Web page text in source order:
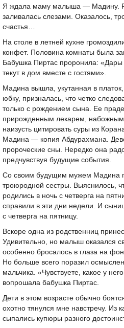
Я ждала маму малыша — Мадину.
заливалась слезами. Оказалось,
счастья…
На столе в летней кухне
конфет. Половина комнаты была
Бабушка Пиртас проронила:
текут в дом вместе с гостями».
Мадина вышла, укутанная в
юбку, призналась, что четко
только с рождением сына. Ее
прирожденным лекарем, набожным
наизусть цитировать суры из
Мадина — копия Абдурахмана.
пророческие сны. Нередко она
предчувствуя будущие события.
Со своим будущим мужем Мадина
троюродной сестры. Выяснилось,
родились в ночь с четверга на
справили в эти дни недели. И
с четверга на пятницу.
Вскоре одна из родственниц
Удивительно, но малыш оказался
особенно бросалось в глаза на
Но больше всего поразил
мальчика. «Чувствуете, какое у
вопрошала бабушка Пиртас.
Дети в этом возрасте обычно
охотно тянулся мне навстречу. Из
сыпались купюры разного